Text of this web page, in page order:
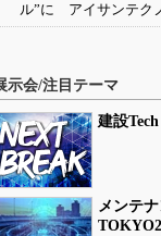
ル”に アイサンテク
示会/注目テーマ
建設
メンテ